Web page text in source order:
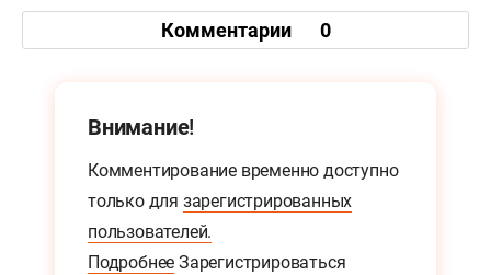
Комментарии 0
Внимание!
Комментирование временно доступно
только для зарегистрированных
пользователей.
Подробнее Зарегистрироваться